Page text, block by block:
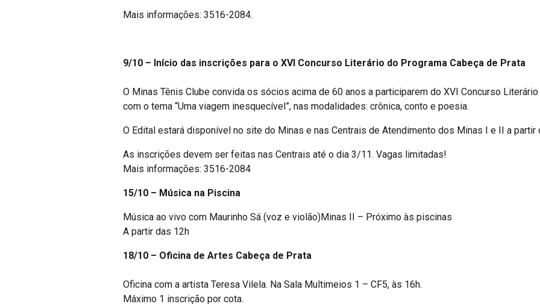
Mais informações: 3516-2084.
9/10 – Início das inscrições para o XVI Concurso Literário do Programa Cabeça de Prata
O Minas Tênis Clube convida os sócios acima de 60 anos a participarem do XVI Concurso
com o tema “Uma viagem inesquecível”, nas modalidades: crônica, conto e poesia.
O Edital estará disponível no site do Minas e nas Centrais de Atendimento dos Minas I e II a partir
As inscrições devem ser feitas nas Centrais até o dia 3/11. Vagas limitadas!
Mais informações: 3516-2084
15/10 – Música na Piscina
Música ao vivo com Maurinho Sá (voz e violão)Minas II – Próximo às piscinas
A partir das 12h
18/10 – Oficina de Artes Cabeça de Prata
Oficina com a artista Teresa Vilela. Na Sala Multimeios 1 – CF5, às 16h.
Máximo 1 inscrição por cota.